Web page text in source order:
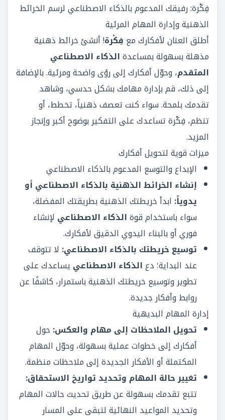
فِكْرة: رفيقك المدعوم بالذكاء الاصطناعي لرسم الخرائط
الذهنية وإدارة المهام المرئية
أطلق العنان لأفكارك مع فِكْرة! أنشئ خرائط ذهنية
مذهلة بسهولة بمساعدةالذكاء الاصطناعي
المتقدم، وحوّل أفكارك إلى رؤى واضحة ومرئية. بالإضافة
إلى ذلك، قم بإدارة مهامك بشكل حدسي، وشاهد
تقدمك بلمحة. سواء كنت تعصف ذهنياً، تخطط، أو
تنظم، فِكْرة تساعدك على التفكير بوضوح أكبر وإنجاز
المزيد.
ميزات قوية لتحويل أفكارك
الإبداع والتوسع المدعوم بالذكاء الاصطناعي
إنشاء الخرائط الذهنية بالذكاء الاصطناعي أو
يدوياً: ابدأ خريطتك الذهنية بطريقتك المفضلة،
سواء باستخدام قوةالذكاء الاصطناعي لإنشاء
فوري أو بالبناء اليدوي الدقيق لأفكارك.
توسيع خريطتك بالذكاء الاصطناعي: لا تتوقف
عند البداية؛ دعالذكاء الاصطناعي يساعدك على
تطوير وتوسيع خريطتك الذهنية باستمرار، كاشفًا عن
روابط وأفكار جديدة.
إدارة المهام البديهية
تحويل الملاحظات إلى مهام والعكس: حول
أفكارك إلى خطوات عملية بسهولة، وحوّل المهام
المكتملة أو الأفكار الجديدة إلى ملاحظات منظمة.
تغيير حالة المهام وتحديد تواريخ الاستحقاق:
تتبع تقدمك بسهولة عن طريق تحديث حالات المهام
وتحديد المواعيد النهائية لتبقى على المسار